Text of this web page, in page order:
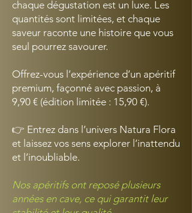
chaque dégustation est un luxe. Les
quantités sont limitées, et chaque
saveur raconte une histoire que vous
seul pourrez savourer.
Offrez-vous l’expérience d’un apéritif
premium, façonné avec passion, à
9,90 € (édition limitée : 15,90 €).
👉 Entrez dans l’univers Natura Flora
et laissez vos sens explorer l’inattendu
et l’inoubliable.
Nos apéritifs ont reposé plusieurs
années en cave, ce qui garantit leur